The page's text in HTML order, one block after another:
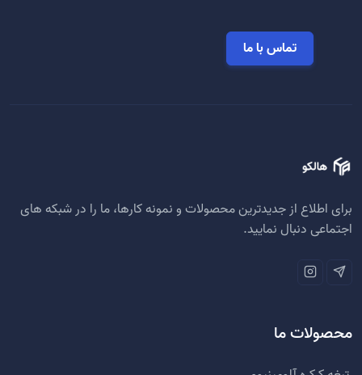
تماس با ما
برای اطلاع از جدیدترین محصولات و نمونه کارها، ما را در شبکه های
اجتماعی دنبال نمایید.
محصولات ما